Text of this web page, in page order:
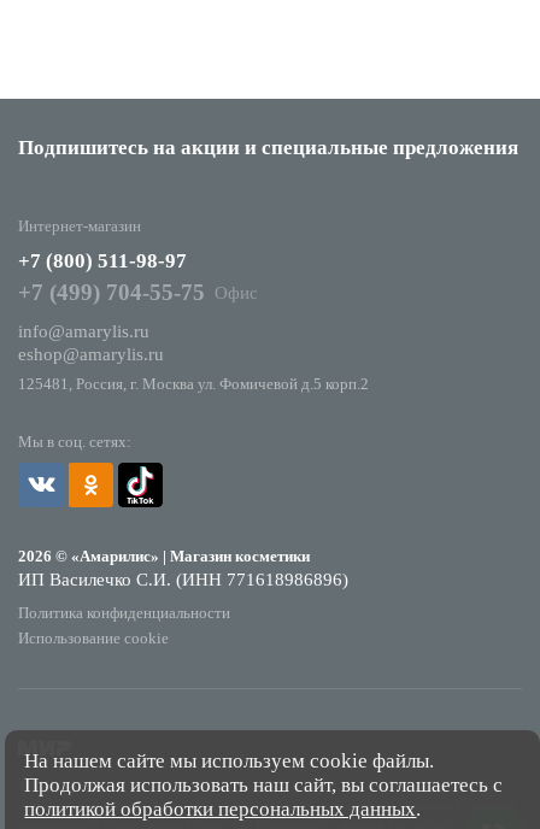
Подпишитесь на акции и специальные предложения
Мы в соц. сетях:
2026 © «Амарилис» | Магазин косметики
ИП Василечко С.И. (ИНН 771618986896)
Политика конфиденциальности
Использование cookie
Интернет-магазин
+7 (800) 511-98-97
+7 (499) 704-55-75
Офис
info@amarylis.ru
eshop@amarylis.ru
125481, Россия, г. Москва ул. Фомичевой д.5 корп.2
*Обращаем Ваше внимание на то, что данный интернет-сайт носит исключительно
информационный характер и ни при каких условиях не является публичной офертой,
определяемой положениями Статьи 437 Гражданского кодекса Российской
На нашем сайте мы используем cookie файлы.
Продолжая использовать наш сайт, вы соглашаетесь с
политикой обработки персональных данных.